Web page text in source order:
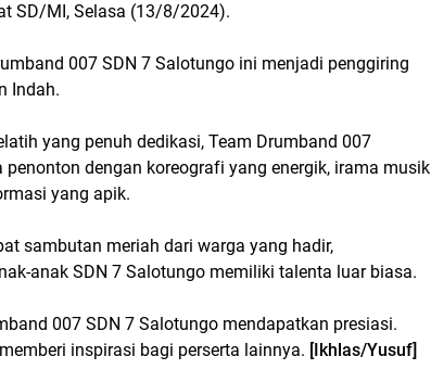
SD/MI, Selasa (13/8/2024).
007 SDN 7 Salotungo ini menjadi penggiring
Indah.
yang penuh dedikasi, Team Drumband 007
penonton dengan koreografi yang energik, irama musik
yang apik.
sambutan meriah dari warga yang hadir,
anak SDN 7 Salotungo memiliki talenta luar biasa.
007 SDN 7 Salotungo mendapatkan presiasi.
inspirasi bagi perserta lainnya. [Ikhlas/Yusuf]